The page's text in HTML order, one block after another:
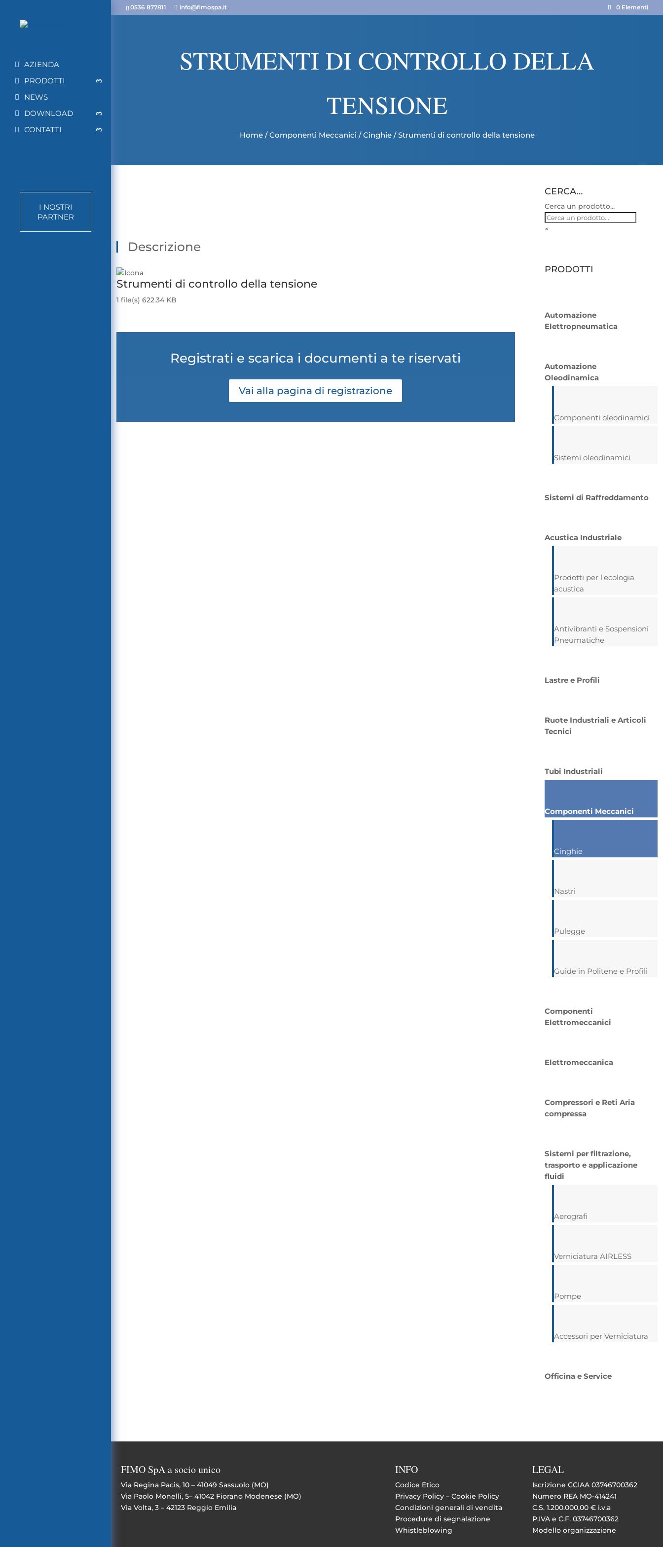
0536 877811 info@fimospa.it 0 Elementi
AZIENDA
PRODOTTI
NEWS
DOWNLOAD
CONTATTI
I NOSTRI
PARTNER
STRUMENTI DI CONTROLLO DELLA
TENSIONE
Home/Componenti Meccanici /Cinghie/ Strumenti di controllo della tensione
Descrizione
Strumenti di controllo della tensione
1 file(s)622.34 KB
Registrati e scarica i documenti a te riservati
Vai alla pagina di registrazione
CERCA…
Cerca un prodotto...
×
PRODOTTI
Automazione
Elettropneumatica
Automazione
Oleodinamica
Componenti oleodinamici
Sistemi oleodinamici
Sistemi di Raffreddamento
Acustica Industriale
Prodotti per l'ecologia
acustica
Antivibranti e Sospensioni
Pneumatiche
Lastre e Profili
Ruote Industriali e Articoli
Tecnici
Tubi Industriali
Componenti Meccanici
Cinghie
Nastri
Pulegge
Guide in Politene e Profili
Componenti
Elettromeccanici
Elettromeccanica
Compressori e Reti Aria
compressa
Sistemi per filtrazione,
trasporto e applicazione
fluidi
Aerografi
Verniciatura AIRLESS
Pompe
Accessori per Verniciatura
Officina e Service
FIMO SpA a socio unico
Via Regina Pacis, 10 – 41049 Sassuolo (MO)
Via Paolo Monelli, 5– 41042 Fiorano Modenese (MO)
Via Volta, 3 – 42123 Reggio Emilia
INFO
Codice Etico
Privacy Policy – Cookie Policy
Condizioni generali di vendita
Procedure di segnalazione
Whistleblowing
LEGAL
Iscrizione CCIAA 03746700362
Numero REA MO-414241
C.S. 1.200.000,00 € i.v.a
P.IVA e C.F. 03746700362
Modello organizzazione